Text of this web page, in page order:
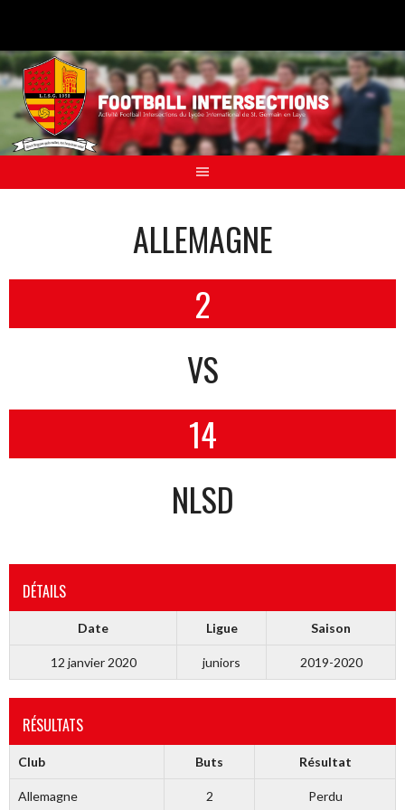
contenu
ALLEMAGNE
2
VS
14
NLSD
DÉTAILS
Date Ligue Saison
12 janvier 2020 juniors 2019-2020
RÉSULTATS
Club Buts Résultat
Allemagne 2 Perdu